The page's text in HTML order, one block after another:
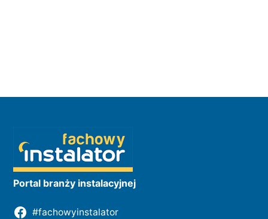
Portal branży instalacyjnej
#fachowyinstalator